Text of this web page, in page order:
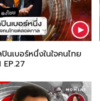
นเบอร์หนึ่งในใจคนไทย